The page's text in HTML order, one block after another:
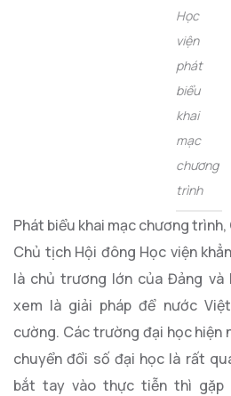
Học
viện
phát
biểu
khai
mạc
chương
trình
Phát biểu khai mạc chương trình,
Chủ tịch Hội đông Học viện
là chủ trương lớn của Đảng và
xem là giải pháp để nước
cường. Các trường đại học hiện
chuyển đổi số đại học là rất
bắt tay vào thực tiễn thì gặp